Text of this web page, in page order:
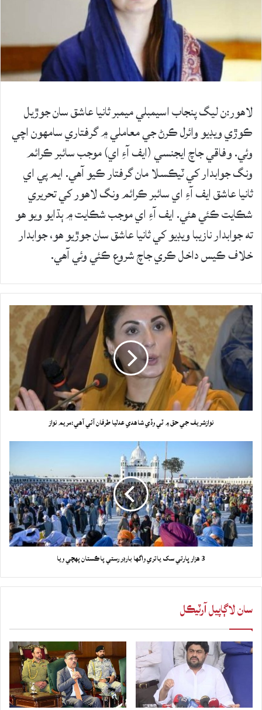
لاهور:ن ليگ پنجاب اسيمبلي ميمبر ثانيا عاشق سان جوڙيل
ڪوڙي ويڊيو وائرل ڪرڻ جي معاملي ۾ گرفتاري سامهون اچي
وئي. وفاقي جاچ ايجنسي (ايف آءِ اي) موجب سائبر ڪرائم
ونگ جوابدار کي ٽيڪسلا مان گرفتار ڪيو آهي. ايم پي اي
ثانيا عاشق ايف آءِ اي سائبر ڪرائم ونگ لاهور کي تحريري
شڪايت ڪئي هئي. ايف آءِ اي موجب شڪايت ۾ ٻڌايو ويو هو
ته جوابدار نازيبا ويڊيو کي ثانيا عاشق سان جوڙيو هو، جوابدار
خلاف ڪيس داخل ڪري جاچ شروع ڪئي وئي آهي.
نوازشريف جي حق ۾ ٽي وڏي شاهدي عدليا طرفان آئي آهي:مريم نواز
3 هزار ڀارتي سک ياتري واگها بارڊر رستي پاڪستان پهچي ويا
سان لاڳاپيل آرٽيڪل